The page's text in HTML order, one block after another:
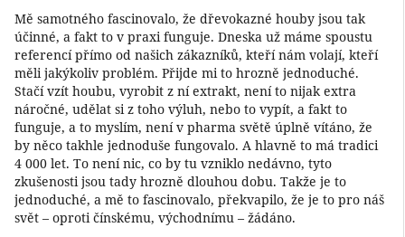
Mě samotného fascinovalo, že dřevokazné houby jsou tak
účinné, a fakt to v praxi funguje. Dneska už máme spoustu
referencí přímo od našich zákazníků, kteří nám volají, kteří
měli jakýkoliv problém. Přijde mi to hrozně jednoduché.
Stačí vzít houbu, vyrobit z ní extrakt, není to nijak extra
náročné, udělat si z toho výluh, nebo to vypít, a fakt to
funguje, a to myslím, není v pharma světě úplně vítáno, že
by něco takhle jednoduše fungovalo. A hlavně to má tradici
4 000 let. To není nic, co by tu vzniklo nedávno, tyto
zkušenosti jsou tady hrozně dlouhou dobu. Takže je to
jednoduché, a mě to fascinovalo, překvapilo, že je to pro náš
svět – oproti čínskému, východnímu – žádáno.